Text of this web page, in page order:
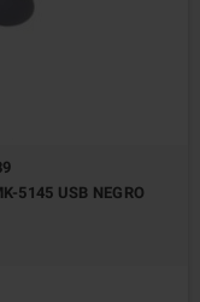
5145 USB NEGRO